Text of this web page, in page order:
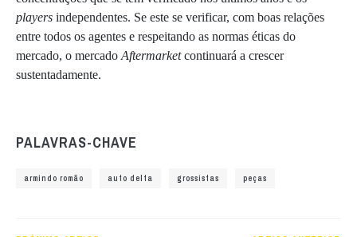
players independentes. Se este se verificar, com boas relações
entre todos os agentes e respeitando as normas éticas do
mercado, o mercado Aftermarketcontinuará a crescer
sustentadamente.
PALAVRAS-CHAVE
armindo romão auto delta grossistas peças